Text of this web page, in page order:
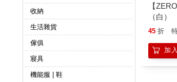
收納
生活雜貨
傢俱
寢具
機能服 | 鞋
【
（白）
45 折
加